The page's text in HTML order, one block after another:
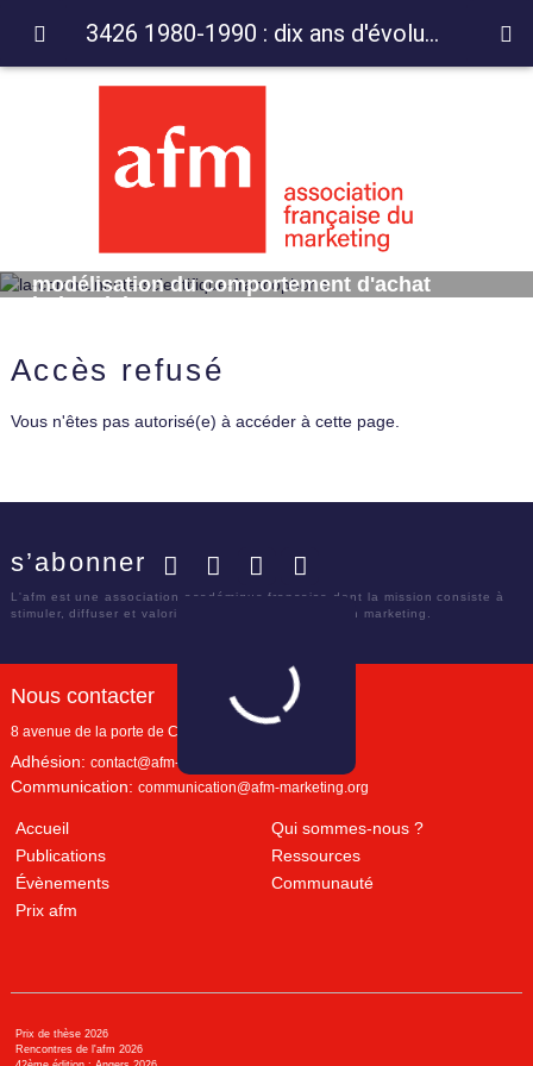
modélisation du comportement d'achat
industriel
Accès refusé
Vous n'êtes pas autorisé(e) à accéder à cette page.
s’abonner
L'afm est une association académique française dont la mission consiste à
stimuler, diffuser et valoriser le savoir scientifique en marketing.
Nous contacter
8 avenue de la porte de Champerret
Adhésion: contact@afm-marketing.org
Communication: communication@afm-marketing.org
Accueil
Qui sommes-nous ?
Publications
Ressources
Évènements
Communauté
Prix afm
Prix de thèse 2026
Rencontres de l'afm 2026
3426 1980-1990 : dix ans d'évolution de la modélisation du comportement d'achat industriel